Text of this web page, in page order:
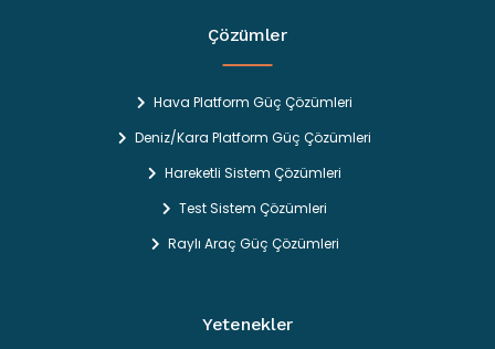
Çözümler
Hava Platform Güç Çözümleri
Deniz/Kara Platform Güç Çözümleri
Hareketli Sistem Çözümleri
Test Sistem Çözümleri
Raylı Araç Güç Çözümleri
Yetenekler